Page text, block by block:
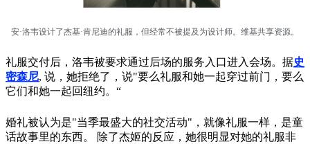
安·洛韦设计了杰基·肯尼迪的礼服，但经常不被提及为设计师。维基共享资源。
礼服交付后，洛韦被要求通过后场的服务入口进入会场。据史
密森尼, 说，她拒绝了，说"要么礼服和她一起穿过前门，要么
它们和她一起回纽约。“
婚礼被认为是"当季最盛大的社交活动"，就像礼服一样，是童
话故事里的东西。 除了杰姬的反应，她很明显对她的礼服非